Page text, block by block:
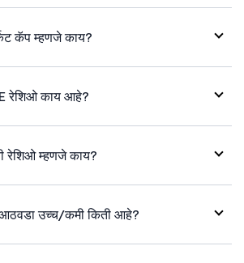
कॅप म्हणजे काय?
E रेशिओ काय आहे?
रेशिओ म्हणजे काय?
आठवडा उच्च/कमी किती आहे?